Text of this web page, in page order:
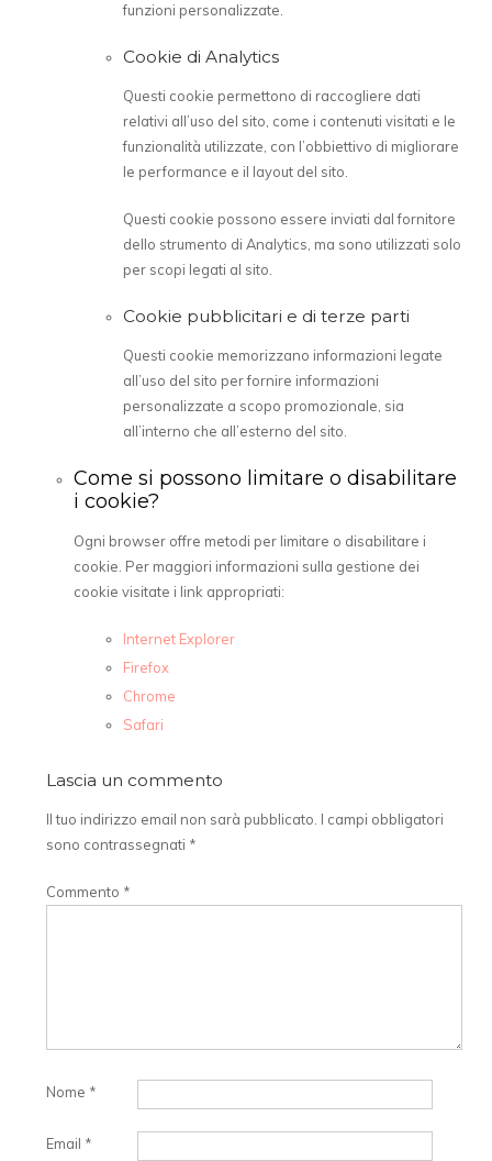
funzioni personalizzate.
Cookie di Analytics
Questi cookie permettono di raccogliere dati
relativi all’uso del sito, come i contenuti visitati e le
funzionalità utilizzate, con l’obbiettivo di migliorare
le performance e il layout del sito.
Questi cookie possono essere inviati dal fornitore
dello strumento di Analytics, ma sono utilizzati solo
per scopi legati al sito.
Cookie pubblicitari e di terze parti
Questi cookie memorizzano informazioni legate
all’uso del sito per fornire informazioni
personalizzate a scopo promozionale, sia
all’interno che all’esterno del sito.
Come si possono limitare o disabilitare
i cookie?
Ogni browser offre metodi per limitare o disabilitare i
cookie. Per maggiori informazioni sulla gestione dei
cookie visitate i link appropriati:
Internet Explorer
Firefox
Chrome
Safari
Lascia un commento
Il tuo indirizzo email non sarà pubblicato. I campi obbligatori
sono contrassegnati *
Commento *
Nome *
Email *